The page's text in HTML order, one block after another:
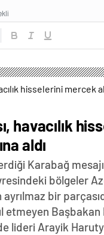
havacılık
aldı
Karabağ
bölgeler
bir
etmeyen Başbakan
lideri Arayik